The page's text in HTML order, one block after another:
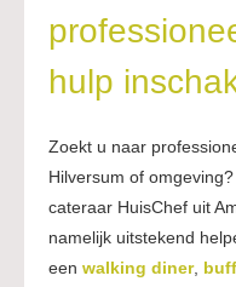
hulp
Zoekt u naar
Hilversum of
cateraar HuisChef uit
namelijk uitstekend
een walking diner,